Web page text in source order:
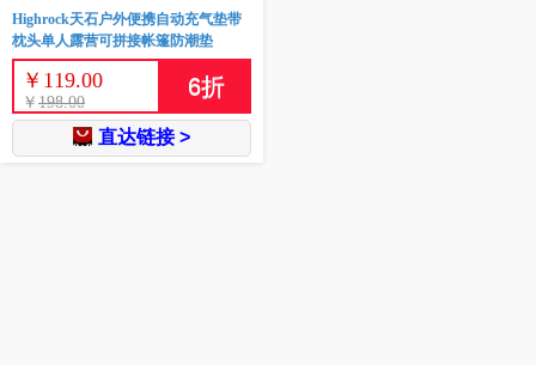
Highrock天石户外便携自动充气垫带
枕头单人露营可拼接帐篷防潮垫
￥ 119.00
￥ 198.00
6折
直达链接 >